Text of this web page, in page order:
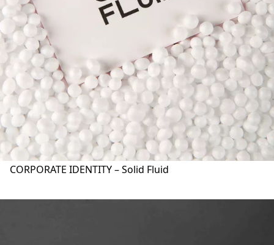
CORPORATE IDENTITY – Solid Fluid